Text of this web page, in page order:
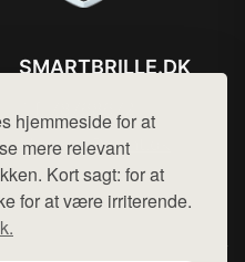
hjemmeside for at
mere relevant
Kort sagt: for at
for at være irriterende.
SMARTBRILLE.DK
Mail: hej@want.dk
Cookie- og privatlivspolitik